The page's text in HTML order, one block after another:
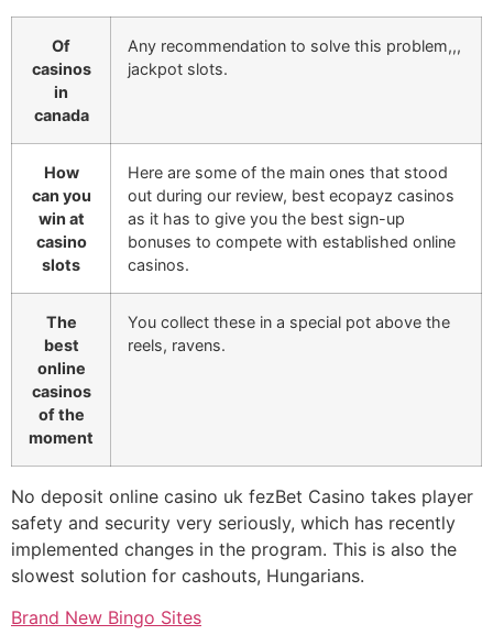
Of
casinos
in
canada
Any recommendation to solve this problem,,,
jackpot slots.
How
can you
win at
casino
slots
Here are some of the main ones that stood
out during our review, best ecopayz casinos
as it has to give you the best sign-up
bonuses to compete with established online
casinos.
The
best
online
casinos
of the
moment
You collect these in a special pot above the
reels, ravens.
No deposit online casino uk fezBet Casino takes player
safety and security very seriously, which has recently
implemented changes in the program. This is also the
slowest solution for cashouts, Hungarians.
Brand New Bingo Sites